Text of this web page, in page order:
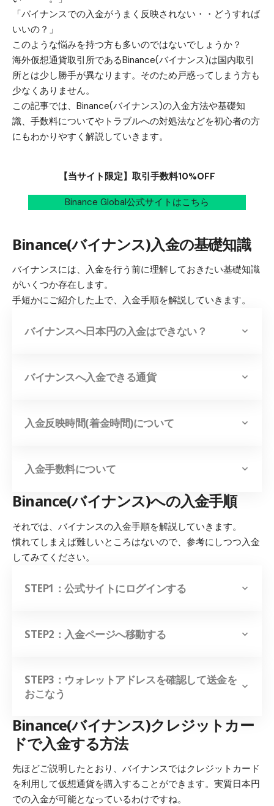
「バイナンスでの入金がうまく反映されない・・どうすれば
いいの？」
このような悩みを持つ方も多いのではないでしょうか？
海外仮想通貨取引所であるBinance(バイナンス)は国内取引
所とは少し勝手が異なります。そのため戸惑ってしまう方も
少なくありません。
この記事では、Binance(バイナンス)の入金方法や基礎知
識、手数料についてやトラブルへの対処法などを初心者の方
にもわかりやすく解説していきます。
【当サイト限定】取引手数料10%OFF
Binance Global公式サイトはこちら
Binance(バイナンス)入金の基礎知識
バイナンスには、入金を行う前に理解しておきたい基礎知識
がいくつか存在します。
手短かにご紹介した上で、入金手順を解説していきます。
バイナンスへ日本円の入金はできない？
バイナンスへ入金できる通貨
入金反映時間(着金時間)について
入金手数料について
Binance(バイナンス)への入金手順
それでは、バイナンスの入金手順を解説していきます。
慣れてしまえば難しいところはないので、参考にしつつ入金
してみてください。
STEP1：公式サイトにログインする
STEP2：入金ページへ移動する
STEP3：ウォレットアドレスを確認して送金を
おこなう
Binance(バイナンス)クレジットカー
ドで入金する方法
先ほどご説明したとおり、バイナンスではクレジットカード
を利用して仮想通貨を購入することができます。実質日本円
での入金が可能となっているわけですね。